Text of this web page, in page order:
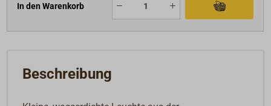
In den Warenkorb
Beschreibung